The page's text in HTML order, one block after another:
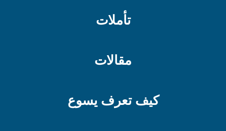
تأملات
مقالات
كيف تعرف يسوع